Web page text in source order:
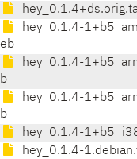
hey_0.1.4-
eb
hey_0.1.4-
b
hey_0.1.4-
b
hey_0.1.4-
hey_0.1.4-